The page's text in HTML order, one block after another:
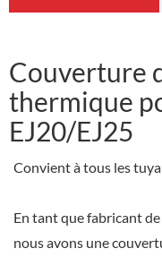
Couverture
thermique
EJ20/EJ25
Convient à tous les
En tant que fabricant
nous avons une